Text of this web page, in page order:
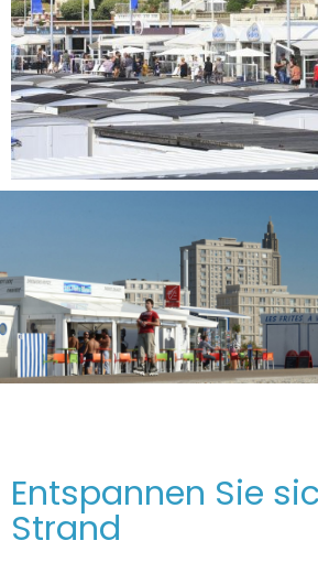
Entspannen Sie
Strand